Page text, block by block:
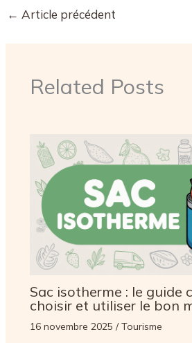
← Article précédent
Related Posts
Sac isotherme : le guide
choisir et utiliser le bon
16 novembre 2025 /Tourisme